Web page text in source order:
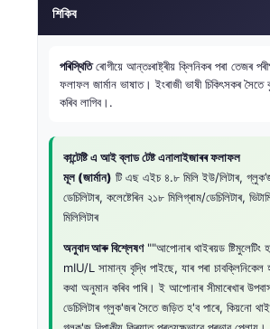
শিকিব
পৰিস্থিতিৰোগীয়ে আন্তঃৰাষ্ট্ৰীয় ক্লিনিকৰ পৰা তেজৰ
ফলাফল জাৰ্মান ভাষাত। ইংৰাজী ভাষী চিকিৎসকৰ
কৰিব লাগিব।.
কান্টেষ্টি এ আই ব্লাড টেষ্ট এনালাইজাৰৰ ফলাফল
মূল (জাৰ্মান) টি এছ এইচ ৪.৮ মিলি ইউ/লিটাৰ,
ডেচিলিটাৰ, কলেষ্টেৰিন ২১৮ মিলিগ্ৰাম/ডেচিলিটাৰ,
মিলিলিটাৰ
অনুবাদ আৰু বিশ্লেষণ""আপোনাৰ থাইৰয়ড
mIU/L সামান্য বৃদ্ধি পাইছে, যাৰ পৰা চাবক্লিনিকেল
কথা অনুমান কৰিব পাৰি। ই আপোনাৰ সীমাৰেখাৰ
ডেচিলিটাৰ গ্লুক'জৰ সৈতে জড়িত হ'ব পাৰে, কিয়নো
தமிழ்
ગુજરાતી
ಕನ್ನಡ
മലയാളം
Bahasa Melayu
Tiếng Việt
ไทย
ဗမာစာ
Kiswahili